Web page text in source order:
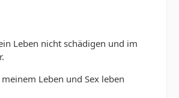
Leben nicht schädigen und im
Leben und Sex leben